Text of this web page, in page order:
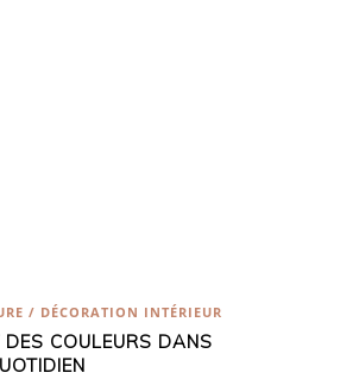
/ DÉCORATION INTÉRIEUR
DES COULEURS DANS